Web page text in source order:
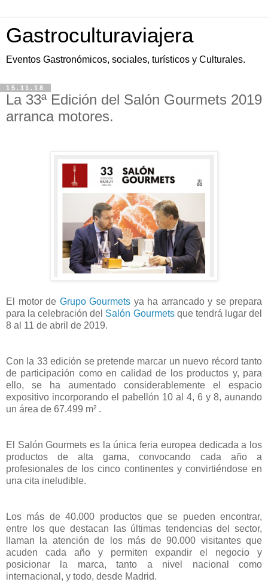
Gastroculturaviajera
Eventos Gastronómicos, sociales, turísticos y Culturales.
15.11.18
La 33ª Edición del Salón Gourmets 2019
arranca motores.
El motor de Grupo Gourmets ya ha arrancado y se prepara
para la celebración del Salón Gourmetsque tendrá lugar del
8 al 11 de abril de 2019.
Con la 33 edición se pretende marcar un nuevo récord tanto
de participación como en calidad de los productos y, para
ello, se ha aumentado considerablemente el espacio
expositivo incorporando el pabellón 10 al 4, 6 y 8, aunando
un área de 67.499 m² .
El Salón Gourmets es la única feria europea dedicada a los
productos de alta gama, convocando cada año a
profesionales de los cinco continentes y convirtiéndose en
una cita ineludible.
Los más de 40.000 productos que se pueden encontrar,
entre los que destacan las últimas tendencias del sector,
llaman la atención de los más de 90.000 visitantes que
acuden cada año y permiten expandir el negocio y
posicionar la marca, tanto a nivel nacional como
internacional, y todo, desde Madrid.